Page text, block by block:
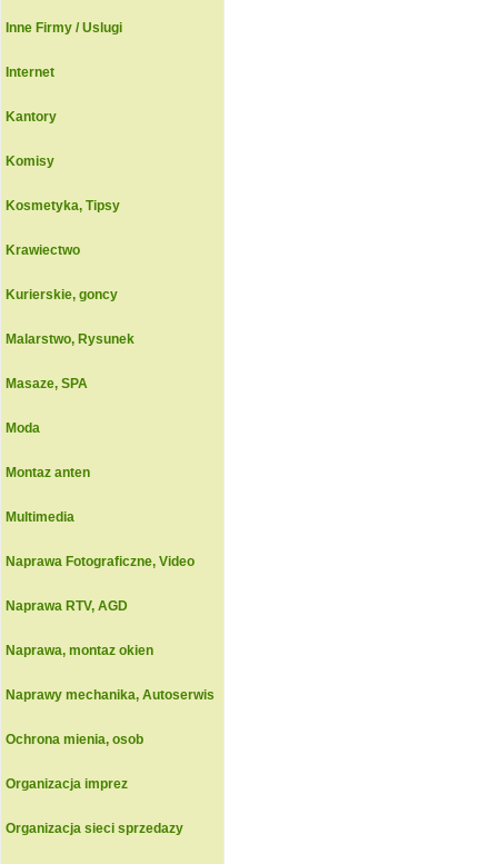
Inne Firmy / Uslugi
Internet
Kantory
Komisy
Kosmetyka, Tipsy
Krawiectwo
Kurierskie, goncy
Malarstwo, Rysunek
Masaze, SPA
Moda
Montaz anten
Multimedia
Naprawa Fotograficzne, Video
Naprawa RTV, AGD
Naprawa, montaz okien
Naprawy mechanika, Autoserwis
Ochrona mienia, osob
Organizacja imprez
Organizacja sieci sprzedazy